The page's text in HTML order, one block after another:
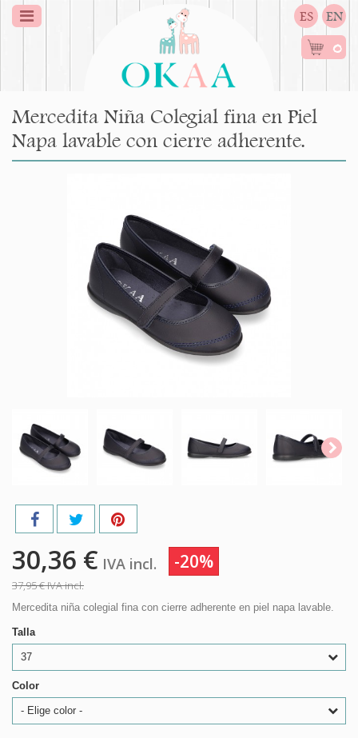
ES EN
0
Mercedita Niña Colegial fina en Piel
Napa lavable con cierre adherente.
30,36 € IVA incl. -20%
37,95 €IVA incl.
Mercedita niña colegial fina con cierre adherente en piel napa lavable.
Talla
37
Color
- Elige color -